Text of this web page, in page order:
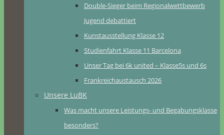
Double-Sieger beim Regionalwettbewerb
Jugend debattiert
Kunstausstellung Klasse 12
Studienfahrt Klasse 11 Barcelona
Unser Tag bei 6k united – Klasse5s und 6s
Frankreichaustausch 2026
Unsere LuBK
Was macht unsere Leistungs- und Begabungsklasse
besonders?